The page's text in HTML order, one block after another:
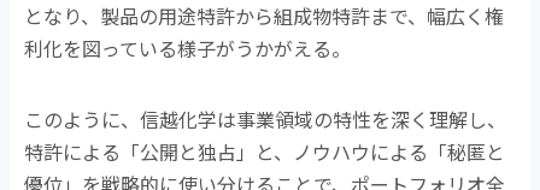
となり、製品の用途特許から組成物特許まで、幅広く権
利化を図っている様子がうかがえる。
このように、信越化学は事業領域の特性を深く理解し、
特許による「公開と独占」と、ノウハウによる「秘匿と